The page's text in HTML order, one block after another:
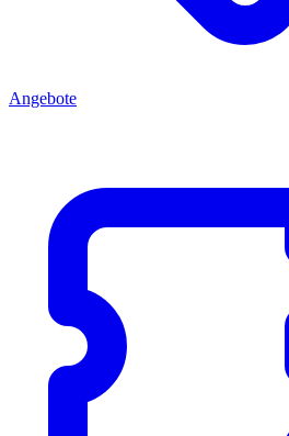
Angebote